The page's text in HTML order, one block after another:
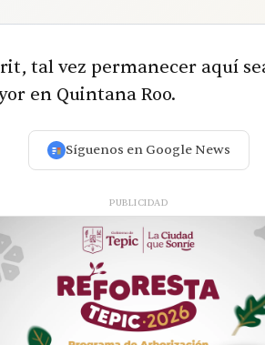
tal vez permanecer aquí
en Quintana Roo.
Síguenos en Google News
PUBLICIDAD